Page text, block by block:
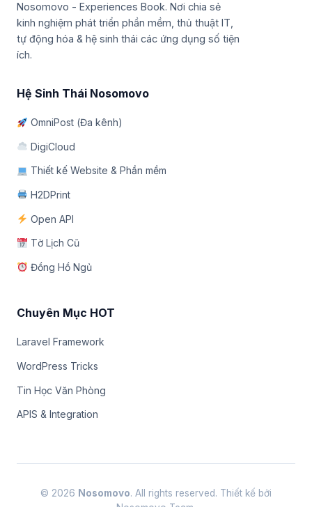
Nosomovo - Experiences Book. Nơi chia sẻ
kinh nghiệm phát triển phần mềm, thủ thuật IT,
tự động hóa & hệ sinh thái các ứng dụng số tiện
ích.
Hệ Sinh Thái Nosomovo
OmniPost (Đa kênh)
DigiCloud
Thiết kế Website & Phần mềm
H2DPrint
Open API
Tờ Lịch Cũ
Đồng Hồ Ngủ
Chuyên Mục HOT
Laravel Framework
WordPress Tricks
Tin Học Văn Phòng
APIS & Integration
© 2026 Nosomovo. All rights reserved. Thiết kế bởi